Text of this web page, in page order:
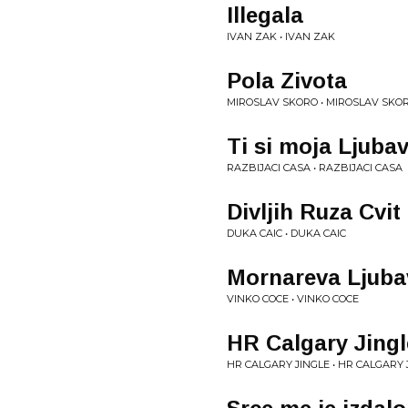
Illegala
IVAN ZAK • IVAN ZAK
Pola Zivota
MIROSLAV SKORO • MIROSLAV
Ti si moja Ljubav
RAZBIJACI CASA • RAZBIJACI CASA
Divljih Ruza Cvit
DUKA CAIC • DUKA CAIC
Mornareva
VINKO COCE • VINKO COCE
HR Calgary
HR CALGARY JINGLE • HR CALGARY